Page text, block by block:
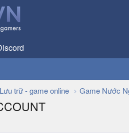
Lưu trữ - game online Game Nước